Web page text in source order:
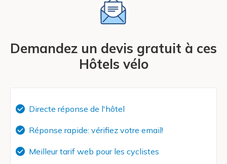
Demandez un devis gratuit à ces
Hôtels vélo
Directe réponse de l'hôtel
Réponse rapide: vérifiez votre email!
Meilleur tarif web pour les cyclistes